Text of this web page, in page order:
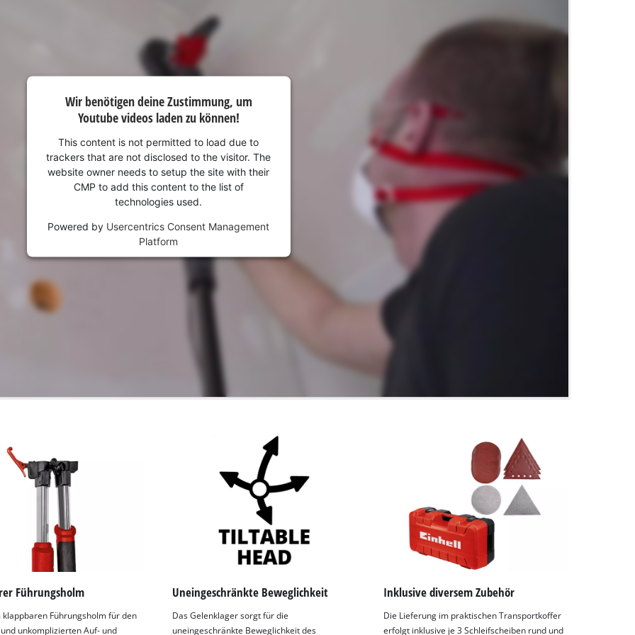
Wir benötigen deine Zustimmung, um
Youtube videos laden zu können!
This content is not permitted to load due to
trackers that are not disclosed to the visitor. The
website owner needs to setup the site with their
CMP to add this content to the list of
technologies used.
Powered by Usercentrics Consent Management
Platform
Führungsholm
klappbaren Führungsholm für den
unkomplizierten Auf- und
Uneingeschränkte Beweglichkeit
Das Gelenklager sorgt für die
uneingeschränkte Beweglichkeit des
Inklusive diversem Zubehör
Die Lieferung im praktischen Transportkoffer
erfolgt inklusive je 3 Schleifscheiben rund und